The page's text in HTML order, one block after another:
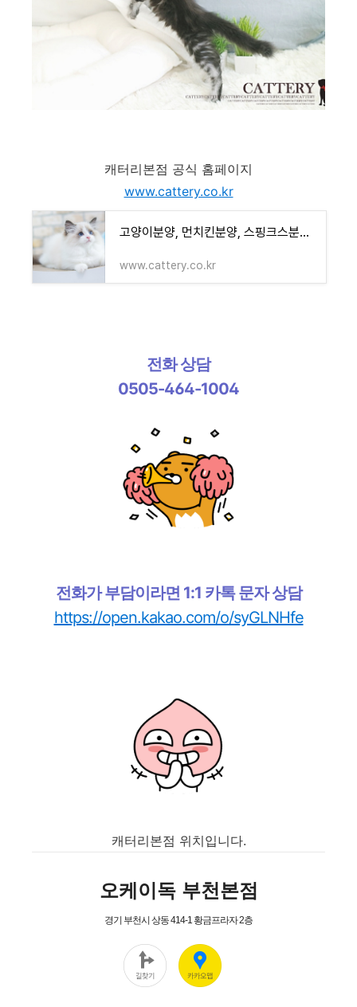
캐터리본점 공식 홈페이지
www.cattery.co.kr
고양이분양, 먼치킨분양, 스핑크스분양, 러시안블루분양, 페르시안분양, 샴고양이분양, 아비시
www.cattery.co.kr
전화 상담
0505-464-1004
전화가 부담이라면 1:1 카톡 문자 상담
https://open.kakao.com/o/syGLNHfe
캐터리본점 위치입니다.